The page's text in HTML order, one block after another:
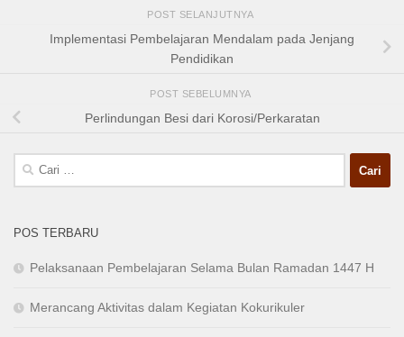
POST SELANJUTNYA
Implementasi Pembelajaran Mendalam pada Jenjang
Pendidikan
POST SEBELUMNYA
Perlindungan Besi dari Korosi/Perkaratan
Cari
untuk:
POS TERBARU
Pelaksanaan Pembelajaran Selama Bulan Ramadan 1447 H
Merancang Aktivitas dalam Kegiatan Kokurikuler